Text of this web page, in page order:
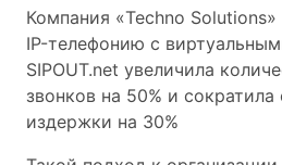
Компания «Techno
IP-телефонию с
SIPOUT.net увеличила
звонков на 50% и
издержки на 30%